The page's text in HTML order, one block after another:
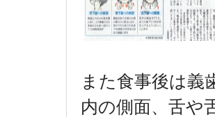
また食事後は義
内の側面、舌や